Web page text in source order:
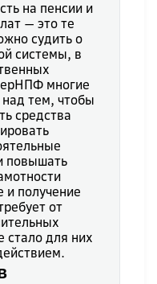
на пенсии и
— это те
судить о
системы, в
многие
тем, чтобы
средства
повышать
получение
от
стало для них